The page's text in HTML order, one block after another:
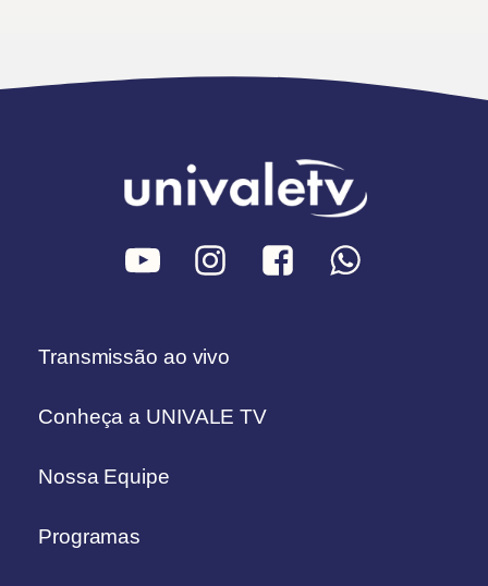
Transmissão ao vivo
Conheça a UNIVALE TV
Nossa Equipe
Programas